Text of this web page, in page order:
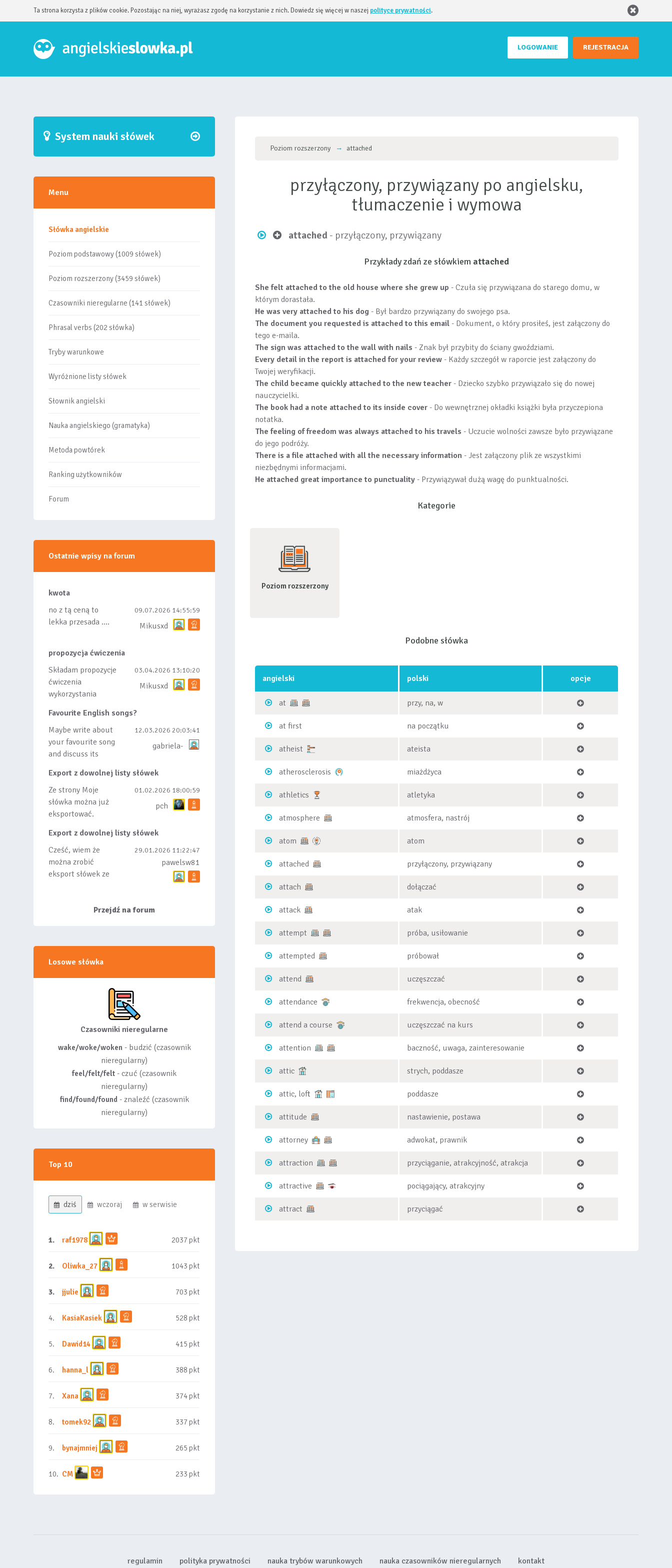
Ta strona korzysta z plików cookie. Pozostając na niej, wyrażasz zgodę na korzystanie z nich. Dowiedz się więcej w naszej polityce prywatności.
REJESTRACJA
LOGOWANIE
System nauki słówek
Menu
Słówka angielskie
Poziom podstawowy (1009 słówek)
Poziom rozszerzony (3459 słówek)
Czasowniki nieregularne (141 słówek)
Phrasal verbs (202 słówka)
Tryby warunkowe
Wyróżnione listy słówek
Słownik angielski
Nauka angielskiego (gramatyka)
Metoda powtórek
Ranking użytkowników
Forum
Ostatnie wpisy na forum
kwota
no z tą ceną to
lekka przesada ....
09.07.2026 14:55:59
Mikusxd
propozycja ćwiczenia
Składam propozycje
ćwiczenia
wykorzystania
lub dodanych do
listy, czy tez ze
wszys...
03.04.2026 13:10:20
Mikusxd
Favourite English songs?
Maybe write about
your favourite song
and discuss its
12.03.2026 20:03:41
gabriela-
Export z dowolnej listy słówek
Ze strony Moje
słówka można już
eksportować.
masowego importu
nie będę robił bo
wiąże się...
01.02.2026 18:00:59
pch
Export z dowolnej listy słówek
Cześć, wiem że
można zrobić
eksport słówek ze
wyróżnionych lis...
29.01.2026 11:22:47
pawelsw81
Przejdź na forum
Losowe słówka
Czasowniki nieregularne
wake/woke/woken- budzić (czasownik
nieregularny)
feel/felt/felt - czuć (czasownik
nieregularny)
find/found/found- znaleźć (czasownik
nieregularny)
Top 10
dziś wczoraj w serwisie
1. raf1978 2037 pkt
2. Oliwka_27 1043 pkt
3. jjulie 703 pkt
4. KasiaKasiek 528 pkt
5. Dawid14 415 pkt
6. hanna_l 388 pkt
7. Xana 374 pkt
8. tomek92 337 pkt
9. bynajmniej 265 pkt
10. CM 233 pkt
Poziom rozszerzony attached
przyłączony, przywiązany po angielsku,
tłumaczenie i wymowa
attached - przyłączony, przywiązany
Przykłady zdań ze słówkiem attached
She felt attached to the old house where she grew up - Czuła się przywiązana do starego domu, w
którym dorastała.
He was very attached to his dog - Był bardzo przywiązany do swojego psa.
The document you requested is attached to this email - Dokument, o który prosiłeś, jest załączony do
tego e-maila.
The sign was attached to the wall with nails - Znak był przybity do ściany gwoździami.
Every detail in the report is attached for your review - Każdy szczegół w raporcie jest załączony do
Twojej weryfikacji.
The child became quickly attached to the new teacher - Dziecko szybko przywiązało się do nowej
nauczycielki.
The book had a note attached to its inside cover - Do wewnętrznej okładki książki była przyczepiona
notatka.
The feeling of freedom was always attached to his travels - Uczucie wolności zawsze było przywiązane
do jego podróży.
There is a file attached with all the necessary information - Jest załączony plik ze wszystkimi
niezbędnymi informacjami.
He attached great importance to punctuality - Przywiązywał dużą wagę do punktualności.
Kategorie
Poziom rozszerzony
Podobne słówka
angielski polski opcje
at przy, na, w
at first na początku
atheist ateista
atherosclerosis miażdżyca
athletics atletyka
atmosphere atmosfera, nastrój
atom atom
attached przyłączony, przywiązany
attach dołączać
attack atak
attempt próba, usiłowanie
attempted próbował
attend uczęszczać
attendance frekwencja, obecność
attend a course uczęszczać na kurs
attention baczność, uwaga, zainteresowanie
attic strych, poddasze
attic, loft poddasze
attitude nastawienie, postawa
attorney adwokat, prawnik
attraction przyciąganie, atrakcyjność, atrakcja
attractive pociągający, atrakcyjny
attract przyciągać
regulamin polityka prywatności nauka trybów warunkowych nauka czasowników nieregularnych kontakt